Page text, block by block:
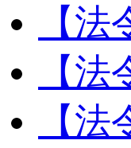
【
【
【